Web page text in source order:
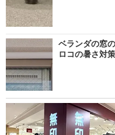
ベランダの窓
ロコの暑さ対